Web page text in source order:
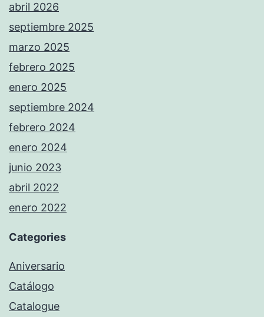
abril 2026
septiembre 2025
marzo 2025
febrero 2025
enero 2025
septiembre 2024
febrero 2024
enero 2024
junio 2023
abril 2022
enero 2022
Categories
Aniversario
Catálogo
Catalogue